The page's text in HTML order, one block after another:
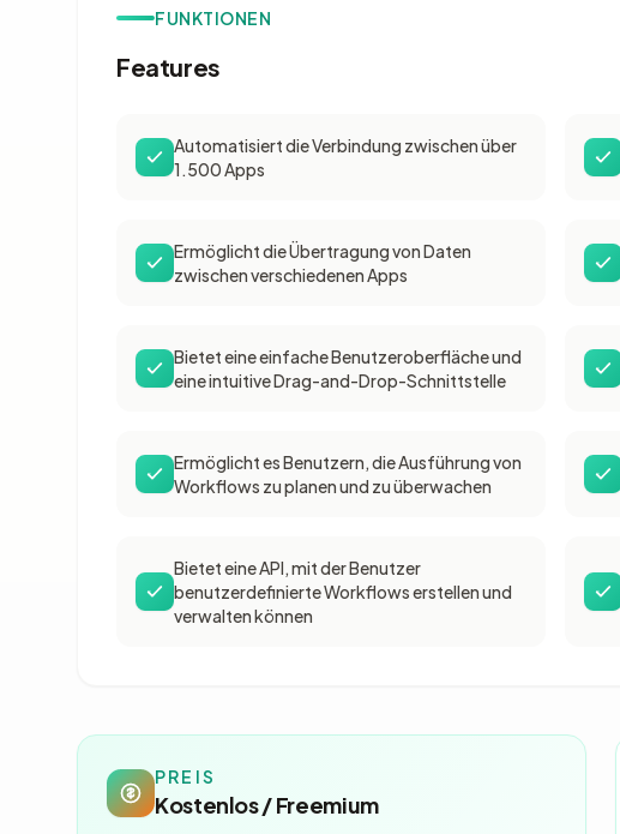
FUNKTIONEN
Features
Automatisiert die Verbindung zwischen über
1.500 Apps
Ermöglicht die Übertragung von Daten
zwischen verschiedenen Apps
Bietet eine einfache Benutzeroberfläche und
eine intuitive Drag-and-Drop-Schnittstelle
Ermöglicht es Benutzern, die Ausführung von
Workflows zu planen und zu überwachen
Bietet eine API, mit der Benutzer
benutzerdefinierte Workflows erstellen und
verwalten können
PREIS
Kostenlos / Freemium